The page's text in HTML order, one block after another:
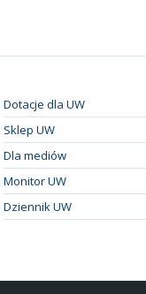
Dotacje dla UW
Sklep UW
Dla mediów
Monitor UW
Dziennik UW